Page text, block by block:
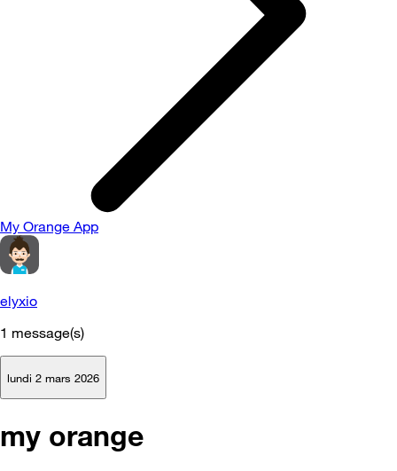
My Orange App
elyxio
1 message(s)
lundi 2 mars 2026
my orange